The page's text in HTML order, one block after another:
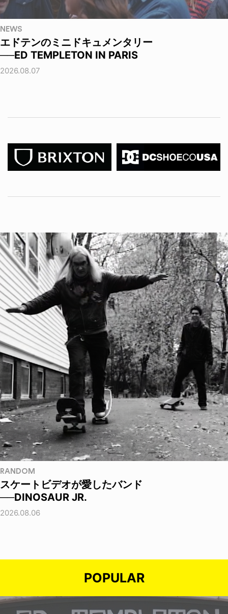
NEWS
エドテンのミニドキュメンタリー
──ED TEMPLETON IN PARIS
2026.08.07
RANDOM
スケートビデオが愛したバンド
──DINOSAUR JR.
2026.08.06
POPULAR